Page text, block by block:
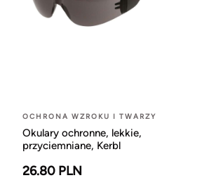
OCHRONA WZROKU I TWARZY
Okulary ochronne, lekkie,
przyciemniane, Kerbl
26.80 PLN